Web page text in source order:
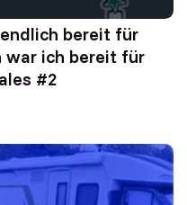
bereit für
war ich bereit für
#2